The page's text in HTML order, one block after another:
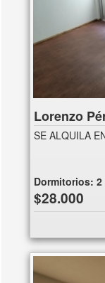
Lorenzo
SE ALQUILA
Dormitorios:2
$28.000